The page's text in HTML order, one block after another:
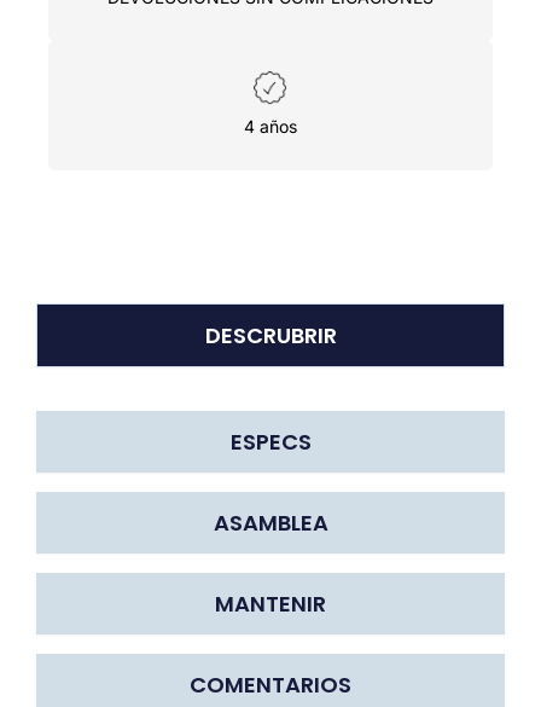
4 años
DESCRUBRIR
ESPECS
ASAMBLEA
MANTENIR
COMENTARIOS